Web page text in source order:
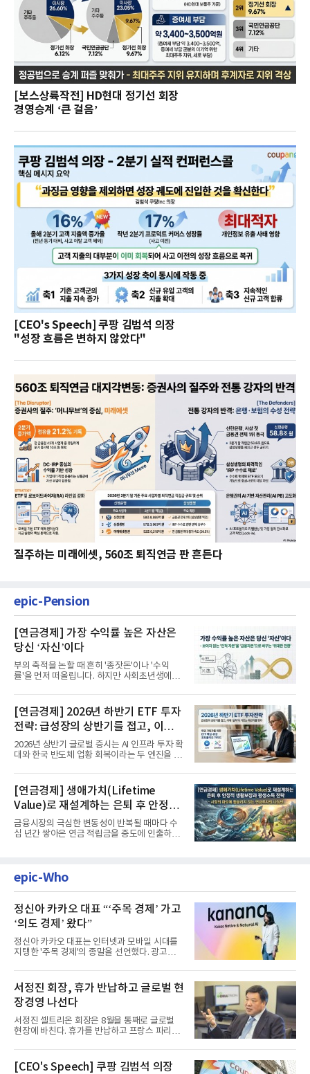
[보스상륙작전] HD현대 정기선 회장
경영승계 ‘큰 걸음’
[CEO's Speech] 쿠팡 김범석 의장
"성장 흐름은 변하지 않았다"
질주하는 미래에셋, 560조 퇴직연금 판 흔든다
epic-Pension
[연금경제] 가장 수익률 높은 자산은
당신 ‘자신’이다
부의 축적을 논할 때 흔히 '종잣돈'이나 '수익
률'을 먼저 떠올립니다. 하지만 사회초년생에게
[연금경제] 2026년 하반기 ETF 투자
전략: 급성장의 상반기를 접고, 이제
'실적'이 가르는 하반기를 맞다
2026년 상반기 글로벌 증시는 AI 인프라 투자 확
대와 한국 반도체 업황 회복이라는 두 엔진을 달
[연금경제] 생애가치(Lifetime
Value)로 재설계하는 은퇴 후 안정적
생활보장과 평생소득 전략
금융시장의 극심한 변동성이 반복될 때마다 수
십 년간 쌓아온 연금 적립금을 중도에 인출하거
epic-Who
정신아 카카오 대표 “‘주목 경제’ 가고
‘의도 경제’ 왔다”
정신아 카카오 대표는 인터넷과 모바일 시대를
지탱한 '주목 경제'의 종말을 선언했다. 광고를
서정진 회장, 휴가 반납하고 글로벌 현
장경영 나선다
서정진 셀트리온 회장은 8월을 통째로 글로벌
현장에 바친다. 휴가를 반납하고 프랑스 파리에
[CEO's Speech] 쿠팡 김범석 의장